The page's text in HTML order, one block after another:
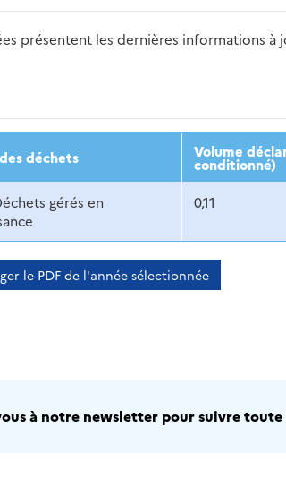
présentent les dernières informations à
2014 2015
déchets Volume
conditionné)
gérés en
0,11
le PDF de l'année sélectionnée
à notre newsletter pour suivre toute